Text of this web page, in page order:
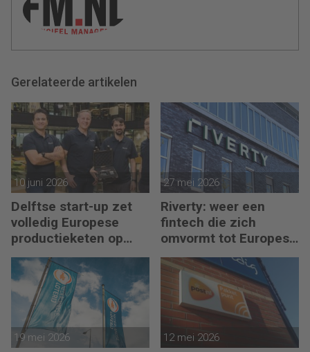
Gerelateerde artikelen
10 juni 2026
Delftse start-up zet
volledig Europese
productieketen op
voor chips
27 mei 2026
Riverty: weer een
fintech die zich
omvormt tot Europese
bank
19 mei 2026 12 mei 2026